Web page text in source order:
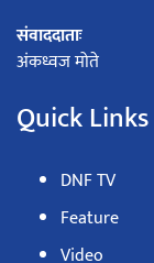
संवाददाताः
अंकध्वज मोते
Quick Links
DNF TV
Feature
Video